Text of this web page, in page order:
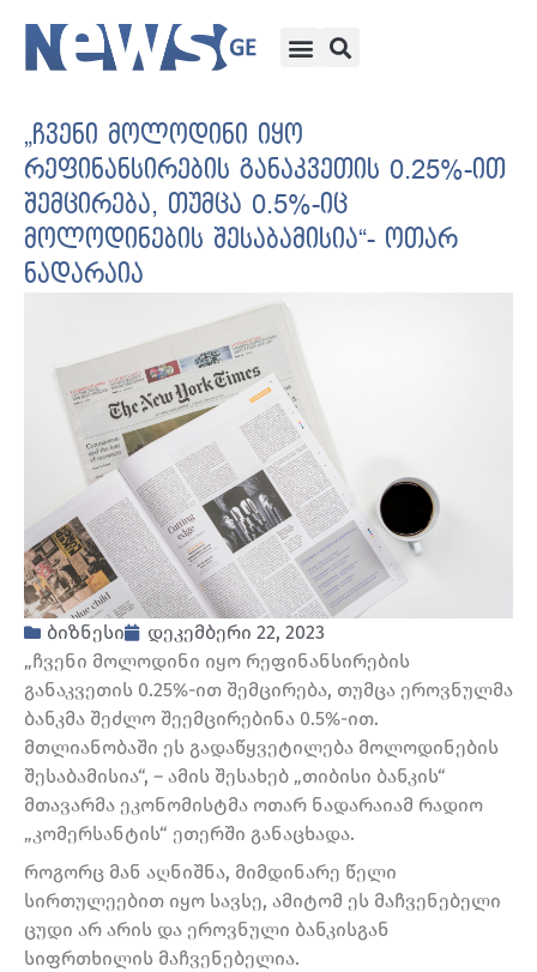
„ჩვენი მოლოდინი იყო
რეფინანსირების განაკვეთის 0.25%-ით
შემცირება, თუმცა 0.5%-იც
მოლოდინების შესაბამისია“- ოთარ
ნადარაია
ბიზნესი
დეკემბერი 22, 2023
„ჩვენი მოლოდინი იყო რეფინანსირების
განაკვეთის 0.25%-ით შემცირება, თუმცა ეროვნულმა
ბანკმა შეძლო შეემცირებინა 0.5%-ით.
მთლიანობაში ეს გადაწყვეტილება მოლოდინების
შესაბამისია“, – ამის შესახებ „თიბისი ბანკის“
მთავარმა ეკონომისტმა ოთარ ნადარაიამ რადიო
„კომერსანტის“ ეთერში განაცხადა.
როგორც მან აღნიშნა, მიმდინარე წელი
სირთულეებით იყო სავსე, ამიტომ ეს მაჩვენებელი
ცუდი არ არის და ეროვნული ბანკისგან
სიფრთხილის მაჩვენებელია.